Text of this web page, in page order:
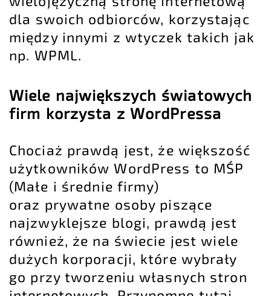
dla swoich odbiorców, korzystając
między innymi z wtyczek takich jak
np. WPML.
Wiele największych światowych
firm korzysta z WordPressa
Chociaż prawdą jest, że większość
użytkowników WordPress to MŚP
(Małe i średnie firmy)
oraz prywatne osoby piszące
najzwyklejsze blogi, prawdą jest
również, że na świecie jest wiele
dużych korporacji, które wybrały
go przy tworzeniu własnych stron